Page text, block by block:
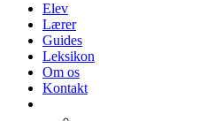
Elev
Lærer
Guides
Leksikon
Om os
Kontakt